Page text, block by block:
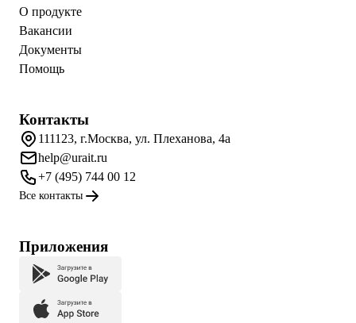
О продукте
Вакансии
Документы
Помощь
Контакты
111123, г.Москва, ул. Плеханова, 4а
help@urait.ru
+7 (495) 744 00 12
Все контакты
Приложения